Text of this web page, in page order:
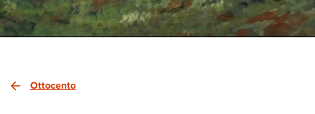
Ottocento